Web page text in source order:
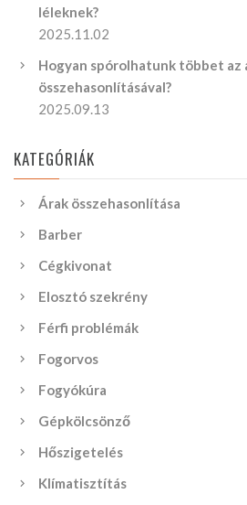
léleknek?
2025.11.02
Hogyan spórolhatunk többet az
összehasonlításával?
2025.09.13
KATEGÓRIÁK
Árak összehasonlítása
Barber
Cégkivonat
Elosztó szekrény
Férfi problémák
Fogorvos
Fogyókúra
Gépkölcsönző
Hőszigetelés
Klímatisztítás